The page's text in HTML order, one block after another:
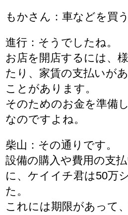
もかさん：車などを買
進行：そうでしたね。
お店を開店するには、
たり、家賃の支払いが
ことがあります。
そのためのお金を準備
なのですよね。
柴山：その通りです。
設備の購入や費用の支
に、ケイイチ君は50万
た。
これには期限があって